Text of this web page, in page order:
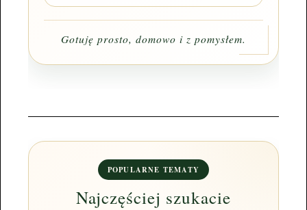
Gotuję prosto, domowo i z pomysłem.
POPULARNE TEMATY
Najczęściej szukacie